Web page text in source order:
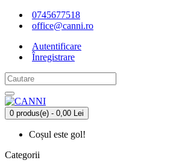
0745677518
office@canni.ro
Autentificare
Înregistrare
0 produs(e) - 0,00 Lei
Coșul este gol!
Categorii